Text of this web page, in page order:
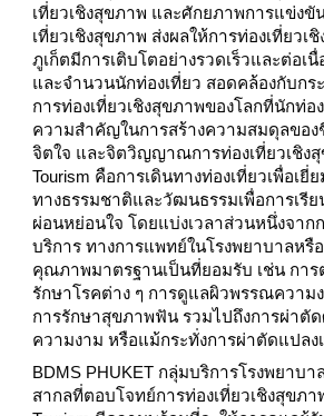
เที่ยวเชิงสุขภาพ และศักยภาพการแข่งขั
เที่ยวเชิงสุขภาพ ส่งผลให้การท่องเที่ยวเ
ภูเก็ตมีการเติบโตอย่างรวดเร็วและต่อเ
และจำนวนนักท่องเที่ยว สอดคล้องกับกร
การท่องเที่ยวเชิงสุขภาพของโลกที่นักท่อ
ความสำคัญในการสร้างความสมดุลของ
จิตใจ และจิตวิญญาณการท่องเที่ยวเชิง
Tourism คือการเดินทางท่องเที่ยวเพื่อเยี่
ทางธรรมชาติและวัฒนธรรมเพื่อการเรี
ผ่อนหย่อนใจ โดยแบ่งเวลาส่วนหนึ่งจาก
บริการ ทางการแพทย์ในโรงพยาบาลหรื
คุณภาพมาตรฐานเป็นที่ยอมรับ เช่น กา
รักษาโรคต่าง ๆ การดูแลผิวพรรณความ
การรักษาสุขภาพฟัน รวมไปถึงการผ่าตั
ความงาม หรือแม้กระทั่งการผ่าตัดแปลง
BDMS PHUKET กลุ่มบริการโรงพยาบ
สากลที่ตอบโจทย์การท่องเที่ยวเชิงสุขภา